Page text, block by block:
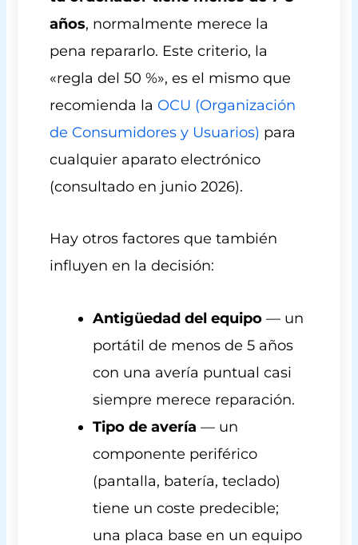
años, normalmente merece la
pena repararlo. Este criterio, la
«regla del 50 %», es el mismo que
recomienda la OCU (Organización
de Consumidores y Usuarios) para
cualquier aparato electrónico
(consultado en junio 2026).
Hay otros factores que también
influyen en la decisión:
Antigüedad del equipo — un
portátil de menos de 5 años
con una avería puntual casi
siempre merece reparación.
Tipo de avería — un
componente periférico
(pantalla, batería, teclado)
tiene un coste predecible;
una placa base en un equipo